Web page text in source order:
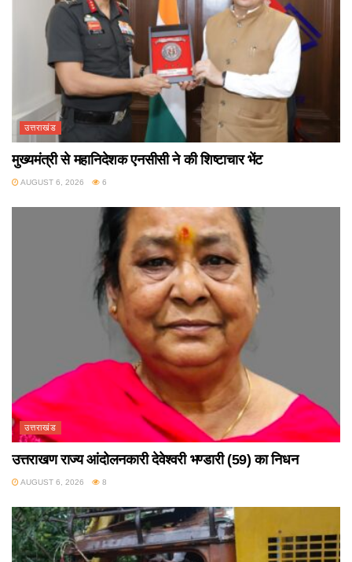
उत्तराखंड
मुख्यमंत्री से महानिदेशक एनसीसी ने की शिष्टाचार भेंट
AUGUST 6, 2026 6
उत्तराखंड
उत्तराखण राज्य आंदोलनकारी देवेश्वरी भण्डारी (59) का निधन
AUGUST 6, 2026 8